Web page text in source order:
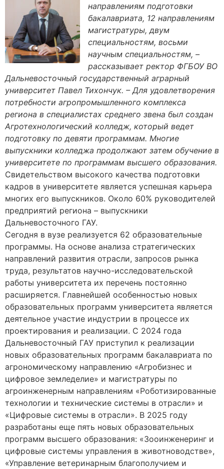
направлениям подготовки
бакалавриата, 12 направлениям
магистратуры, двум
специальностям, восьми
научным специальностям, –
рассказывает ректор ФГБОУ ВО
Дальневосточный государственный аграрный
университет Павел Тихончук. – Для удовлетворения
потребности агропромышленного комплекса
региона в специалистах среднего звена был создан
Агротехнологический колледж, который ведет
подготовку по девяти программам. Многие
выпускники колледжа продолжают затем обучение в
университете по программам высшего образования.
Свидетельством высокого качества подготовки
кадров в университете является успешная карьера
многих его выпускников. Около 60% руководителей
предприятий региона – выпускники
Дальневосточного ГАУ.
Сегодня в вузе реализуется 62 образовательные
программы. На основе анализа стратегических
направлений развития отрасли, запросов рынка
труда, результатов научно-исследовательской
работы университета их перечень постоянно
расширяется. Главнейшей особенностью новых
образовательных программ университета является
деятельное участие индустрии в процессе их
проектирования и реализации. С 2024 года
Дальневосточный ГАУ приступил к реализации
новых образовательных программ бакалавриата по
агрономическому направлению «Агробизнес и
цифровое земледелие» и магистратуры по
агроинженерным направлениям «Роботизированные
технологии и технические системы в отрасли» и
«Цифровые системы в отрасли». В 2025 году
разработаны еще пять новых образовательных
программ высшего образования: «Зооинженеринг и
цифровые системы управления в животноводстве»,
«Управление ветеринарным благополучием и